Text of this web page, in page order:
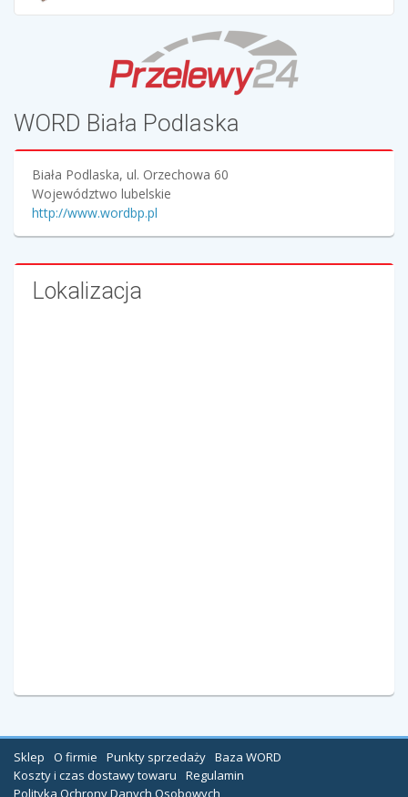
WORD Biała Podlaska
Biała Podlaska, ul. Orzechowa 60
Województwo lubelskie
http://www.wordbp.pl
Lokalizacja
Sklep O firmie Punkty sprzedaży Baza WORD
Koszty i czas dostawy towaru
Regulamin
Polityka Ochrony Danych Osobowych